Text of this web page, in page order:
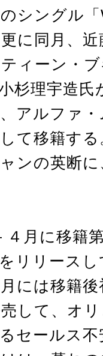
シングル
に同月、
ィーン・
杉理宇造氏
アルファ
て移籍す
ンの英断
月に移籍
リリース
には移籍
売して、オ
セールス